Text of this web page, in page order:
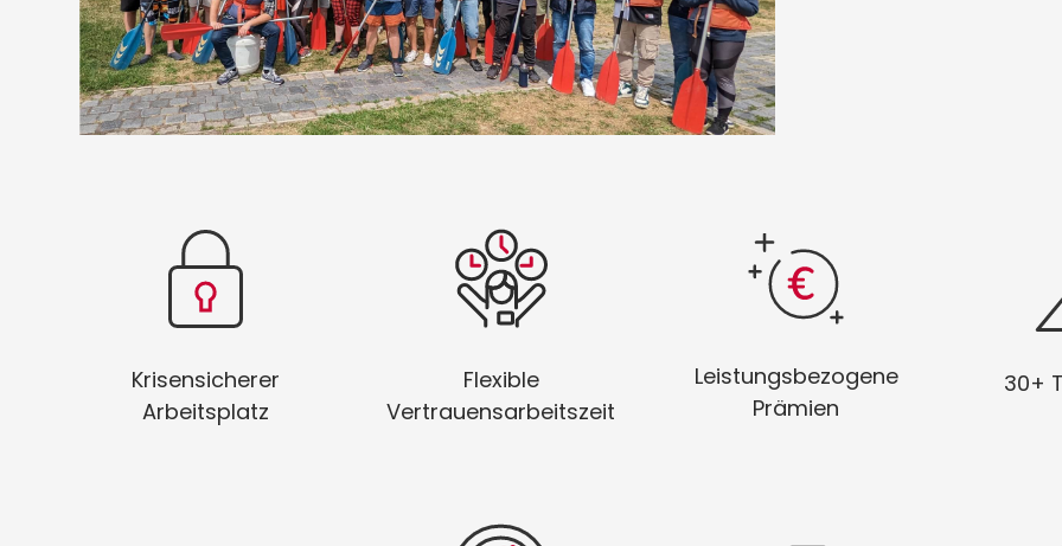
Krisensicherer
Arbeitsplatz
Bei uns sitzt du selbst in
unsicheren Zeiten fest
Flexible
Vertrauensarbeitszeit
Gestalte Deinen
Arbeitstag so, wie er Dir
Leistungsbezogene
Prämien
Zeig, was Du kannst und
30+
Tank
über